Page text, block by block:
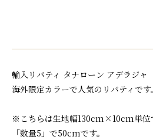
輸入リバティ タナローン アデラジ
海外限定カラーで人気のリバティです。
※こちらは生地幅130cm×10cm単位
「数量5」で50cmです。